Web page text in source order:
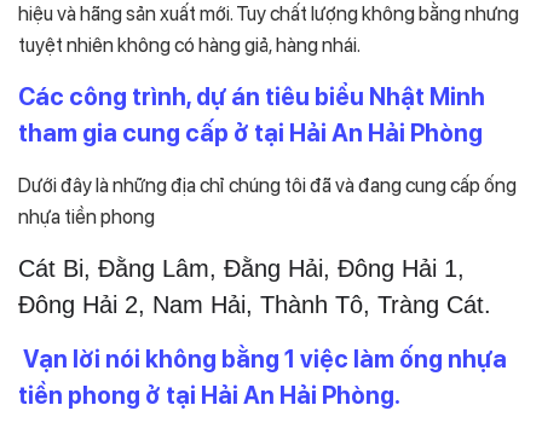
hiệu và hãng sản xuất mới. Tuy chất lượng không bằng nhưng
tuyệt nhiên không có hàng giả, hàng nhái.
Các công trình, dự án tiêu biểu Nhật Minh
tham gia cung cấp ở tại Hải An Hải Phòng
Dưới đây là những địa chỉ chúng tôi đã và đang cung cấp ống
nhựa tiền phong
Cát Bi, Đằng Lâm, Đằng Hải, Đông Hải 1,
Đông Hải 2, Nam Hải, Thành Tô, Tràng Cát.
Vạn lời nói không bằng 1 việc làm ống nhựa
tiền phong ở tại Hải An Hải Phòng.